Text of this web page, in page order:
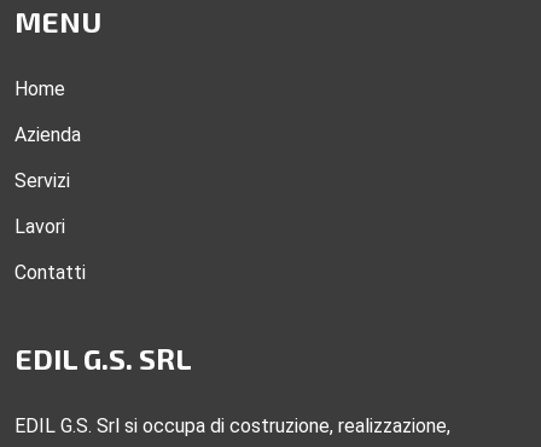
MENU
Home
Azienda
Servizi
Lavori
Contatti
EDIL G.S. SRL
EDIL G.S. Srl si occupa di costruzione, realizzazione,